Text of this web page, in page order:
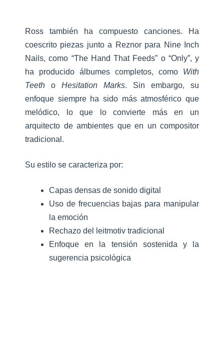
Ross también ha compuesto canciones. Ha
coescrito piezas junto a Reznor para Nine Inch
Nails, como “The Hand That Feeds” o “Only”, y
ha producido álbumes completos, como With
Teeth o Hesitation Marks. Sin embargo, su
enfoque siempre ha sido más atmosférico que
melódico, lo que lo convierte más en un
arquitecto de ambientes que en un compositor
tradicional.
Su estilo se caracteriza por:
Capas densas de sonido digital
Uso de frecuencias bajas para manipular
la emoción
Rechazo del leitmotiv tradicional
Enfoque en la tensión sostenida y la
sugerencia psicológica